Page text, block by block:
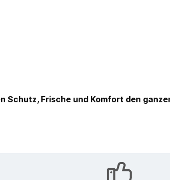
Frische und Komfort den